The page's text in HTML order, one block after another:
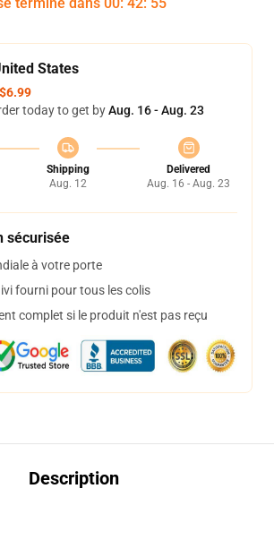
States
$6.99
today to get byAug. 16 - Aug. 23
Shipping
Aug. 12
Delivered
Aug. 16 - Aug. 23
sécurisée
à votre porte
fourni pour tous les colis
complet si le produit n'est pas reçu
Description